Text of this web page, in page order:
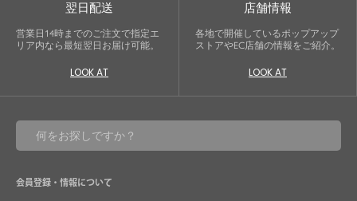
翌日配送
営業日14時までのご注文で指定エ
リア内なら最短翌日お届け可能。
LOOK AT
店舗情報
各地で開催しているポップアップ
ストアやEC店舗の情報をご紹介。
LOOK AT
会員登録・情報について